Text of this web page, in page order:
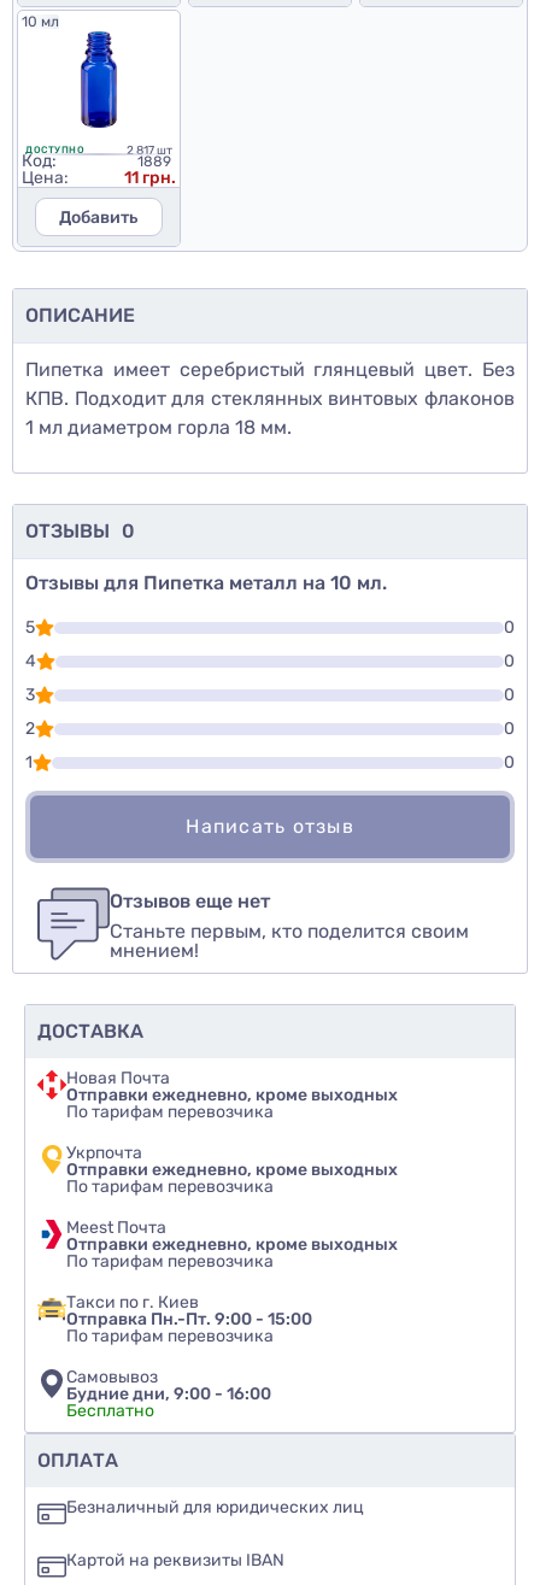
10 мл
ДОСТУПНО 2 817 шт
Код: 1889
Цена:
11 грн.
Добавить
ОПИСАНИЕ
Пипетка имеет серебристый глянцевый цвет. Без
КПВ. Подходит для стеклянных винтовых флаконов
1 мл диаметром горла 18 мм.
ОТЗЫВЫ 0
Отзывы для Пипетка металл на 10 мл.
5
0
4
0
3
0
2
0
1
0
Написать отзыв
авторизуйтесь иливойдите
Оценить товар
Рекомендуете ли вы этот товар
да
Отзывов еще нет
Станьте первым, кто поделится своим
мнением!
ДОСТАВКА
Новая Почта
Отправки ежедневно, кроме выходных
По тарифам перевозчика
Укрпочта
Отправки ежедневно, кроме выходных
По тарифам перевозчика
Meest Почта
Отправки ежедневно, кроме выходных
По тарифам перевозчика
Такси по г. Киев
Отправка Пн.-Пт. 9:00 - 15:00
По тарифам перевозчика
Самовывоз
Будние дни, 9:00 - 16:00
Бесплатно
ОПЛАТА
Безналичный для юридических лиц
Картой на реквизиты IBAN